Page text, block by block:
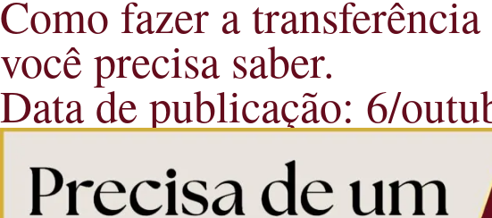
Como fazer a
você precisa saber.
Data de publicação: 6/